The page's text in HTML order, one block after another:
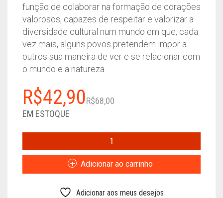
função de colaborar na formação de corações
valorosos, capazes de respeitar e valorizar a
diversidade cultural num mundo em que, cada
vez mais, alguns povos pretendem impor a
outros sua maneira de ver e se relacionar com
o mundo e a natureza.
R$68,00
original
era:
R$68,00.
R$42,90
atual
é:
R$42,90.
EM ESTOQUE
TENONDÉ:
Adicionar ao carrinho
Adicionar aos meus desejos